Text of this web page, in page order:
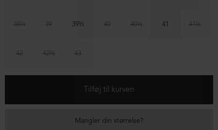
38½ 39 39½ 40 40½ 41 41½
42 42½ 43
Mangler din størrelse?